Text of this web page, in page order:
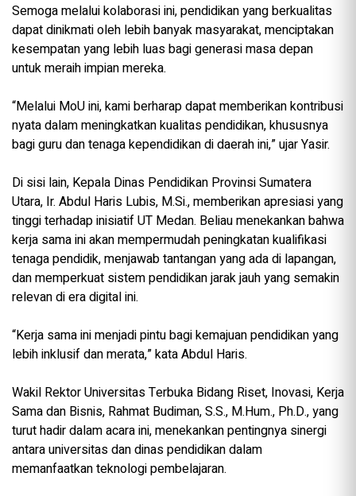
Semoga melalui kolaborasi ini, pendidikan yang berkualitas
dapat dinikmati oleh lebih banyak masyarakat, menciptakan
kesempatan yang lebih luas bagi generasi masa depan
untuk meraih impian mereka.
“Melalui MoU ini, kami berharap dapat memberikan kontribusi
nyata dalam meningkatkan kualitas pendidikan, khususnya
bagi guru dan tenaga kependidikan di daerah ini,” ujar Yasir.
Di sisi lain, Kepala Dinas Pendidikan Provinsi Sumatera
Utara, Ir. Abdul Haris Lubis, M.Si., memberikan apresiasi yang
tinggi terhadap inisiatif UT Medan. Beliau menekankan bahwa
kerja sama ini akan mempermudah peningkatan kualifikasi
tenaga pendidik, menjawab tantangan yang ada di lapangan,
dan memperkuat sistem pendidikan jarak jauh yang semakin
relevan di era digital ini.
“Kerja sama ini menjadi pintu bagi kemajuan pendidikan yang
lebih inklusif dan merata,” kata Abdul Haris.
Wakil Rektor Universitas Terbuka Bidang Riset, Inovasi, Kerja
Sama dan Bisnis, Rahmat Budiman, S.S., M.Hum., Ph.D., yang
turut hadir dalam acara ini, menekankan pentingnya sinergi
antara universitas dan dinas pendidikan dalam
memanfaatkan teknologi pembelajaran.